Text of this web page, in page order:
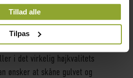
GIVET DEM, ELLER SOM DE
DIN BRUG AF DERES
Tillad alle
Tilpas
fremragende i
i det virkelig højkvalitets
ønsker at skåne gulvet og